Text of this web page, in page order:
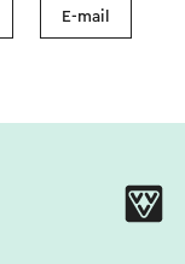
E-mail